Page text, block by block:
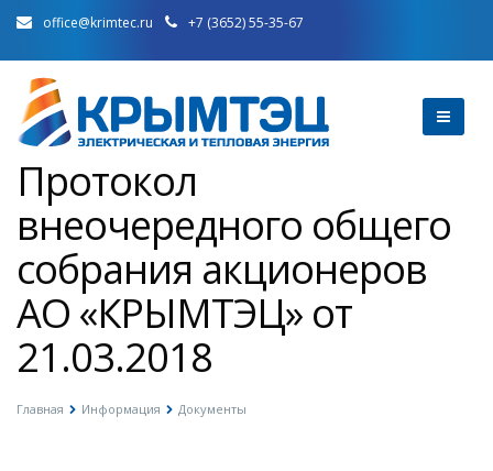
office@krimtec.ru +7 (3652) 55-35-67
Протокол
внеочередного общего
собрания акционеров
АО «КРЫМТЭЦ» от
21.03.2018
Главная Информация Документы